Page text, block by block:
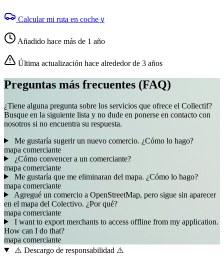
Calcular mi ruta en coche V
Añadido hace más de 1 año
Última actualización hace alrededor de 3 años
Preguntas más frecuentes (FAQ)
¿Tiene alguna pregunta sobre los servicios que ofrece el Collectif?
Busque en la siguiente lista y no dude en ponerse en contacto con
nosotros si no encuentra su respuesta.
Me gustaría sugerir un nuevo comercio. ¿Cómo lo hago?
mapa comerciante
¿Cómo convencer a un comerciante?
mapa comerciante
Me gustaría que me eliminaran del mapa. ¿Cómo lo hago?
mapa comerciante
Agregué un comercio a OpenStreetMap, pero sigue sin aparecer
en el mapa del Colectivo. ¿Por qué?
mapa comerciante
I want to export merchants to access offline from my application.
How can I do that?
mapa comerciante
⚠️ Descargo de responsabilidad ⚠️